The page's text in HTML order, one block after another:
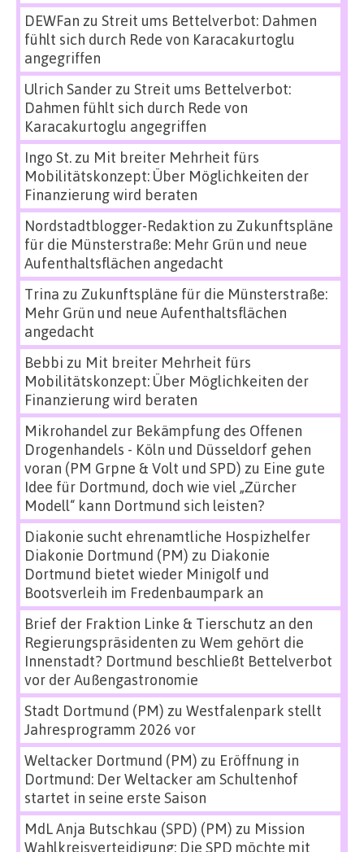
DEWFan zu Streit ums Bettelverbot: Dahmen
fühlt sich durch Rede von Karacakurtoglu
angegriffen
Ulrich Sanderzu Streit ums Bettelverbot:
Dahmen fühlt sich durch Rede von
Karacakurtoglu angegriffen
Ingo St.zu Mit breiter Mehrheit fürs
Mobilitätskonzept: Über Möglichkeiten der
Finanzierung wird beraten
Nordstadtblogger-Redaktion zu Zukunftspläne
für die Münsterstraße: Mehr Grün und neue
Aufenthaltsflächen angedacht
Trina zu Zukunftspläne für die Münsterstraße:
Mehr Grün und neue Aufenthaltsflächen
angedacht
Bebbi zu Mit breiter Mehrheit fürs
Mobilitätskonzept: Über Möglichkeiten der
Finanzierung wird beraten
Mikrohandel zur Bekämpfung des Offenen
Drogenhandels - Köln und Düsseldorf gehen
voran (PM Grpne & Volt und SPD) zu Eine gute
Idee für Dortmund, doch wie viel „Zürcher
Modell“ kann Dortmund sich leisten?
Diakonie sucht ehrenamtliche Hospizhelfer
Diakonie Dortmund (PM) zu Diakonie
Dortmund bietet wieder Minigolf und
Bootsverleih im Fredenbaumpark an
Brief der Fraktion Linke & Tierschutz an den
Regierungspräsidenten zu Wem gehört die
Innenstadt? Dortmund beschließt Bettelverbot
vor der Außengastronomie
Stadt Dortmund (PM) zu Westfalenpark stellt
Jahresprogramm 2026 vor
Weltacker Dortmund (PM) zu Eröffnung in
Dortmund: Der Weltacker am Schultenhof
startet in seine erste Saison
MdL Anja Butschkau (SPD) (PM) zu Mission
Wahlkreisverteidigung: Die SPD möchte mit